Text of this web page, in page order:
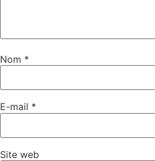
Nom *
E-mail *
Site web